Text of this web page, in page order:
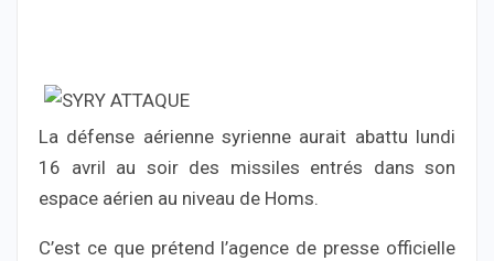
La défense aérienne syrienne aurait abattu lundi
16 avril au soir des missiles entrés dans son
espace aérien au niveau de Homs.
C’est ce que prétend l’agence de presse officielle